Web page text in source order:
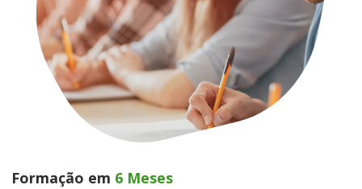
Formação em 6 Meses